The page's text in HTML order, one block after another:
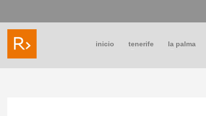
inicio tenerife la palma